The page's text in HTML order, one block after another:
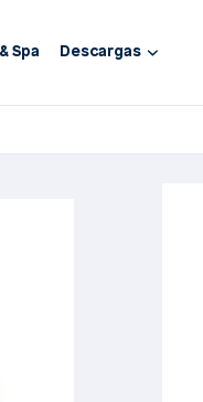
Spa Descargas